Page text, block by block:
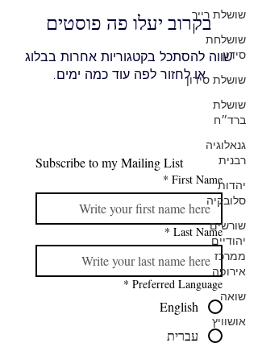
שושלת רייך
שושלחת
סידון
שושלת סידון
שושלת
ברד״ח
גנאלוגיה
רבנית
יהדות
סלובקיה
שורשים
יהודיים
ממרכז
אירופה
שואה
אושוויץ
בקרוב יעלו פה פוסטים
שווה להסתכל בקטגוריות אחרות בבלוג
או לחזור לפה עוד כמה ימים.
Subscribe to my Mailing List
First Name
*
Last Name
*
Preferred Language
*
English
עברית